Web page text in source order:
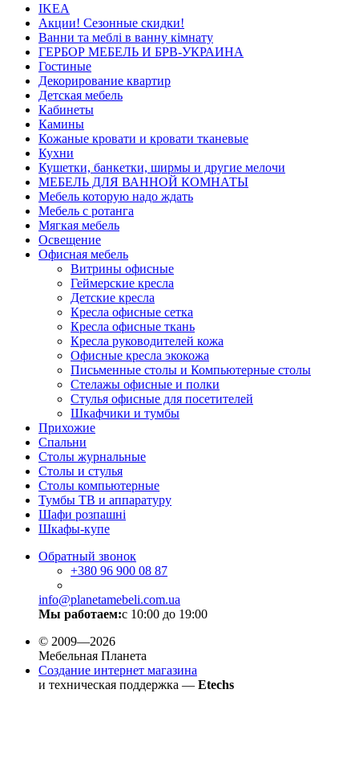
IKEA
Акции! Сезонные скидки!
Ванни та меблі в ванну кімнату
ГЕРБОР МЕБЕЛЬ И БРВ-УКРАИНА
Гостиные
Декорирование квартир
Детская мебель
Кабинеты
Камины
Кожаные кровати и кровати тканевые
Кухни
Кушетки, банкетки, ширмы и другие мелочи
МЕБЕЛЬ ДЛЯ ВАННОЙ КОМНАТЫ
Мебель которую надо ждать
Мебель с ротанга
Мягкая мебель
Освещение
Офисная мебель
Витрины офисные
Геймерские кресла
Детские кресла
Кресла офисные сетка
Кресла офисные ткань
Кресла руководителей кожа
Офисные кресла экокожа
Письменные столы и Компьютерные столы
Стелажы офисные и полки
Стулья офисные для посетителей
Шкафчики и тумбы
Прихожие
Спальни
Столы журнальные
Столы и стулья
Столы компьютерные
Тумбы ТВ и аппаратуру
Шафи розпашні
Шкафы-купе
Обратный звонок
+380 96 900 08 87
info@planetamebeli.com.ua
Мы работаем:с 10:00 до 19:00
© 2009—2026
Мебельная Планета
Создание интернет магазина
и техническая поддержка — Etechs